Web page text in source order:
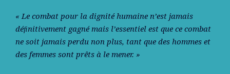
« Le combat pour la dignité humaine n’est jamais
déﬁnitivement gagné mais l’essentiel est que ce combat
ne soit jamais perdu non plus, tant que des hommes et
des femmes sont prêts à le mener. »